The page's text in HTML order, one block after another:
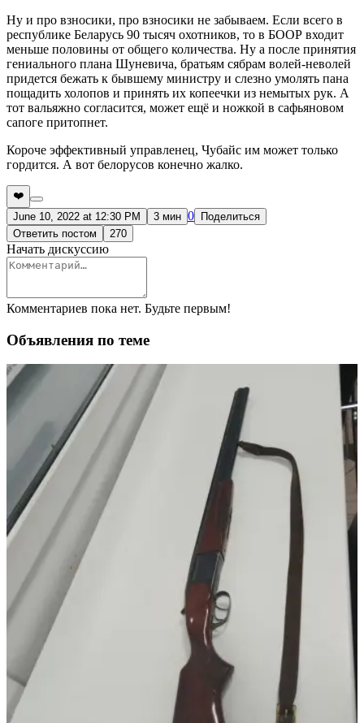
Ну и про взносики, про взносики не забываем. Если всего в
республике Беларусь 90 тысяч охотников, то в БООР входит
меньше половины от общего количества. Ну а после принятия
гениального плана Шуневича, братьям сябрам волей-неволей
придется бежать к бывшему министру и слезно умолять пана
пощадить холопов и принять их копеечки из немытых рук. А
тот вальяжно согласится, может ещё и ножкой в сафьяновом
сапоге притопнет.
Короче эффективный управленец, Чубайс им может только
гордится. А вот белорусов конечно жалко.
❤️
June 10, 2022 at 12:30 PM
3 мин 0
Поделиться
Ответить постом
270
Начать дискуссию
Комментариев пока нет. Будьте первым!
Объявления по теме